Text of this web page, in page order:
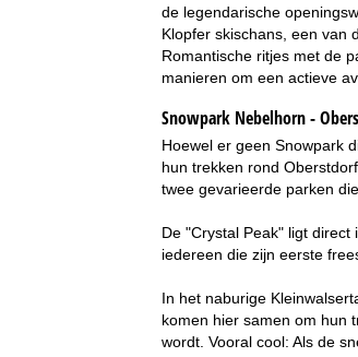
de legendarische
Klopfer skischans, een van
Romantische ritjes met de
manieren om een actieve
Snowpark Nebelhorn -
Hoewel er geen Snowpark
hun trekken rond
twee gevarieerde parken
De "Crystal Peak" ligt
iedereen die zijn eerste
In het naburige
komen hier samen om hun
wordt. Vooral cool: Als de